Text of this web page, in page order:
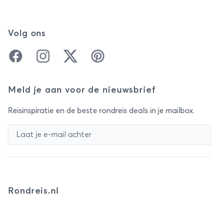
Volg ons
FacebookInstagramTwitter Pinterest
Meld je aan voor de nieuwsbrief
Reisinspiratie en de beste rondreis deals in je mailbox.
Rondreis.nl